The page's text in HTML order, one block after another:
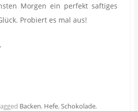
Morgen ein perfekt saftiges
Probiert es mal aus!
Backen, Hefe, Schokolade,